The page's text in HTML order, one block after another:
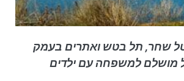
שחר, תל בטש ואתרים בעמק
מושלם למשפחה עם ילדים